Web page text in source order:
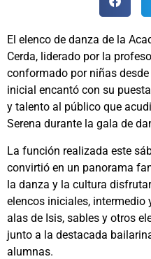
El elenco de danza de la
Cerda, liderado por la
conformado por niñas
inicial encantó con su
y talento al público que
Serena durante la gala de
La función realizada este
convirtió en un panorama
la danza y la cultura
elencos iniciales, intermedio
alas de Isis, sables y otros
junto a la destacada
alumnas.